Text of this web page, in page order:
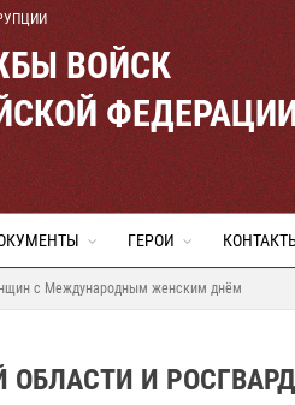
ВОЙСК
ГЕРОИ
с Международным женским днём
ОБЛАСТИ И